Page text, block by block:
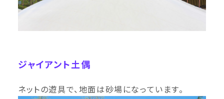
ジャイアント土偶
ネットの遊具で、地面は砂場になっています。